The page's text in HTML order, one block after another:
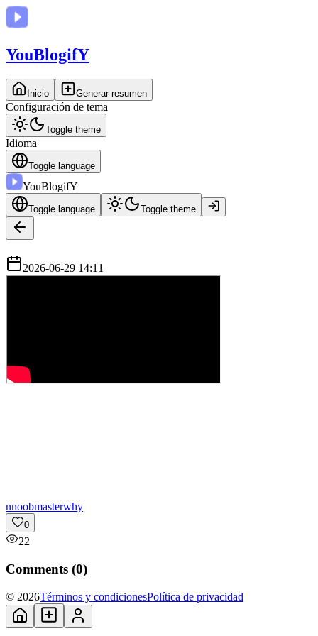
YouBlogifY
Inicio Generar resumen
Configuración de tema
Toggle theme
Idioma
Toggle language
YouBlogifY
Toggle language Toggle theme
2026-06-29 14:11
nnoobmasterwhy
0
22
Comments (0)
© 2026Términos y condicionesPolítica de privacidad